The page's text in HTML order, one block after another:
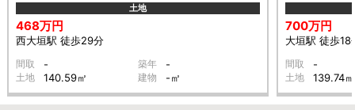
土地
468万円
西大垣駅 徒歩29分
間取 - 築年 -
土地 140.59㎡ 建物 -㎡
700万円
大垣駅 徒歩18
間取 -
土地 139.74㎡